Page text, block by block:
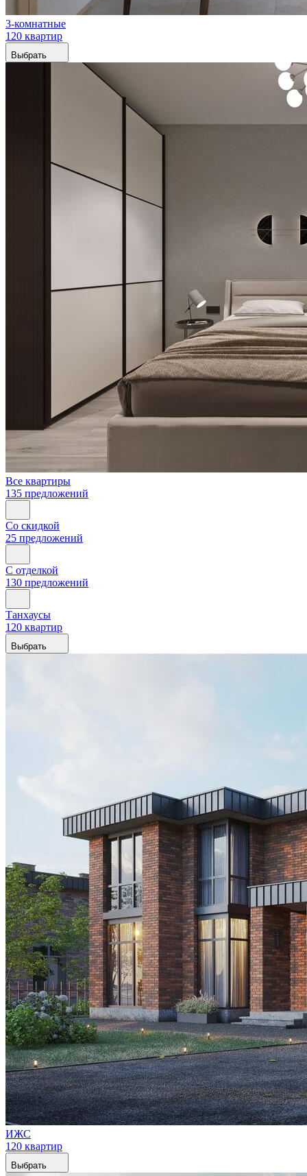
3-комнатные
120 квартир
Выбрать
Все квартиры
135 предложений
Со скидкой
25 предложений
С отделкой
130 предложений
Танхаусы
120 квартир
Выбрать
ИЖС
120 квартир
Выбрать